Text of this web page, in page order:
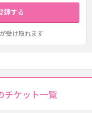
録する
受け取れます
チケット一覧